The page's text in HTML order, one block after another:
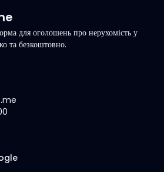
для оголошень про нерухомість у
та безкоштовно.